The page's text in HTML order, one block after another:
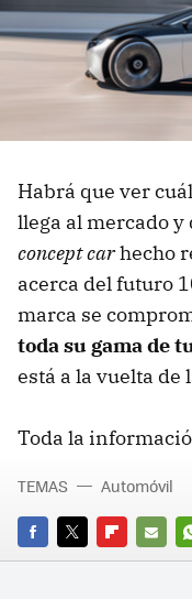
Habrá que ver
llega al mercado y
concept carhecho
acerca del futuro
marca se
toda su gama de
está a la vuelta de
Toda la
FACEBOOK
TWITTERFLIPBOARD
E-
TEMAS Automóvil